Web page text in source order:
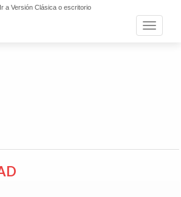
Ir a Versión Clásica o escritorio
Toggle